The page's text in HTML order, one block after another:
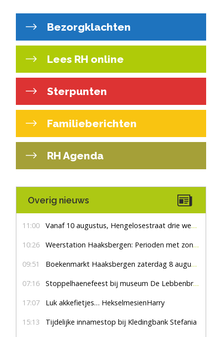
Bezorgklachten
Lees RH online
Sterpunten
Familieberichten
RH Agenda
Overig nieuws
11:00 Vanaf 10 augustus, Hengelosestraat drie weken dicht voor doorgaand verkeer
10:26 Weerstation Haaksbergen: Perioden met zon en droog
09:51 Boekenmarkt Haaksbergen zaterdag 8 augustus, marktplein Haaksbergen
07:16 Stoppelhaenefeest bij museum De Lebbenbrugge
17:07 Luk akkefietjes… HekselmesienHarry
15:13 Tijdelijke innamestop bij Kledingbank Stefania